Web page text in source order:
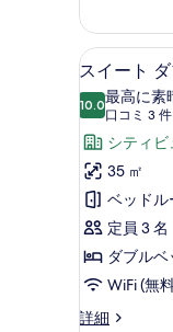
の
写
真
を
表
示
す
る
ー
ル
ー
の
細
ス
イ
ー
ト
ダ
ブ
ル
ベ
ッ
ド
8
スイート
10.010 点中 10.0
最高に素
口コミ 3 件
(口
コ
ミ
件)
シティビ
35 ㎡
ベッドル
定員 3 名
ダブルベ
WiFi (無
詳細
ス